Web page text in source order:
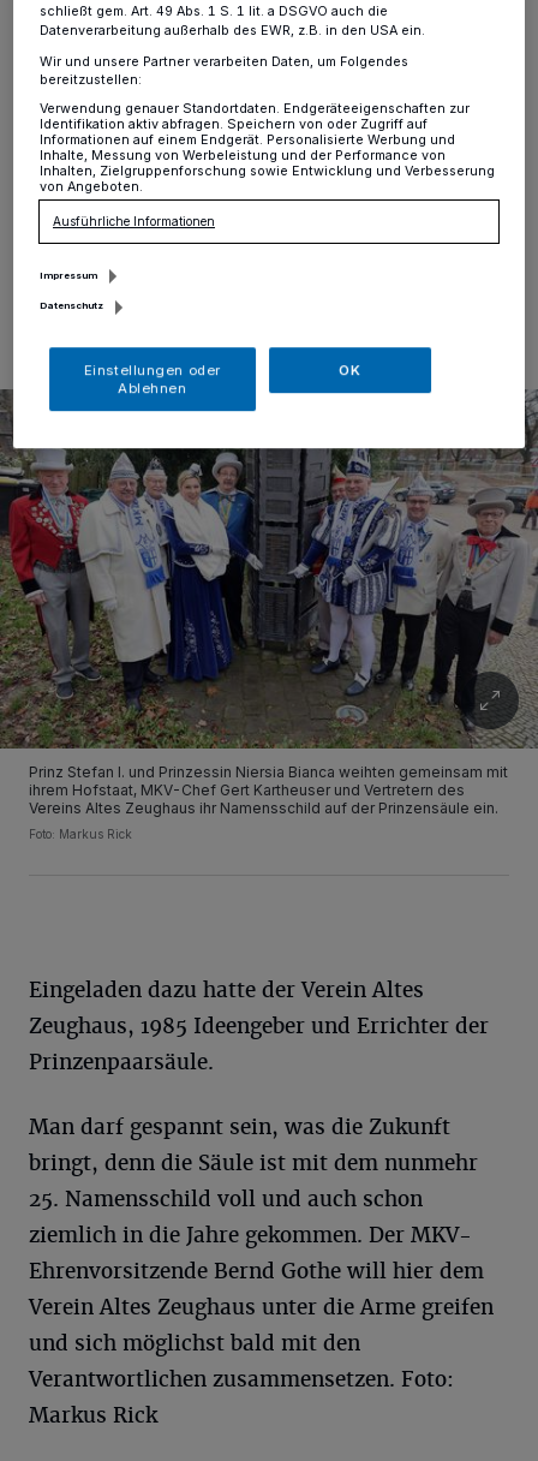
Prinzenpaar
Mönchengladbach
Mönchengladbacher Prinzenpaar, Prinz Stefan I. und
Prinzessin Niersia Bianca, hat sich jetzt auch mit einem
Namensschild auf der Prinzensäule am
Karnevalsmuseum Weiherstraße verewigt.
09.01.2023 , 09:46 Uhr
Prinz Stefan I. und Prinzessin Niersia Bianca weihten gemeinsam mit
ihrem Hofstaat, MKV-Chef Gert Kartheuser und Vertretern des
Vereins Altes Zeughaus ihr Namensschild auf der Prinzensäule ein.
Foto: Markus Rick
Eingeladen dazu hatte der Verein Altes
Zeughaus, 1985 Ideengeber und Errichter der
Prinzenpaarsäule.
Man darf gespannt sein, was die Zukunft
bringt, denn die Säule ist mit dem nunmehr
25. Namensschild voll und auch schon
ziemlich in die Jahre gekommen. Der MKV-
Ehrenvorsitzende Bernd Gothe will hier dem
Verein Altes Zeughaus unter die Arme greifen
und sich möglichst bald mit den
Verantwortlichen zusammensetzen. Foto:
Markus Rick
schließt gem. Art. 49 Abs. 1 S. 1 lit. a DSGVO auch die
Datenverarbeitung außerhalb des EWR, z.B. in den USA ein.
Wir und unsere Partner verarbeiten Daten, um Folgendes
bereitzustellen:
Verwendung genauer Standortdaten. Endgeräteeigenschaften zur
Identifikation aktiv abfragen. Speichern von oder Zugriff auf
Informationen auf einem Endgerät. Personalisierte Werbung und
Inhalte, Messung von Werbeleistung und der Performance von
Inhalten, Zielgruppenforschung sowie Entwicklung und Verbesserung
von Angeboten.
Ausführliche Informationen
Impressum
Datenschutz
Einstellungen oder
Ablehnen
OK